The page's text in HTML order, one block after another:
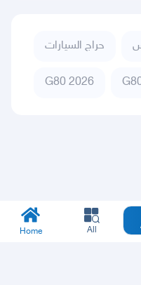
حراج السيارات
G80 2026
Home All